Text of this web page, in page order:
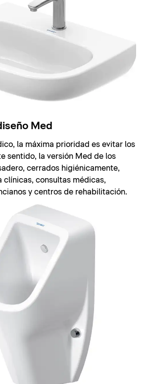
Med
la máxima prioridad es evitar los
sentido, la versión Med de los
cerrados higiénicamente,
clínicas, consultas médicas,
y centros de rehabilitación.